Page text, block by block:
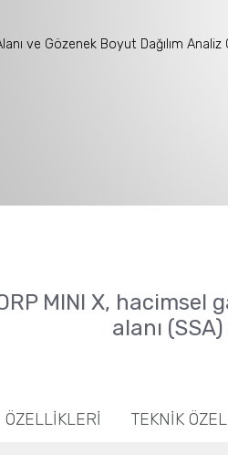
ve Gözenek Boyut Dağılım Analiz
MINI X,
alanı
TEKNİK